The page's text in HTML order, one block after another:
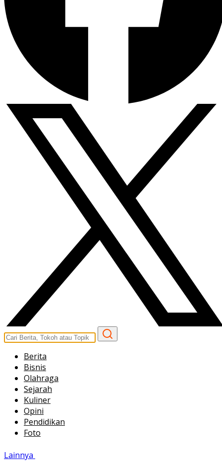
Berita
Bisnis
Olahraga
Sejarah
Kuliner
Opini
Pendidikan
Foto
Lainnya